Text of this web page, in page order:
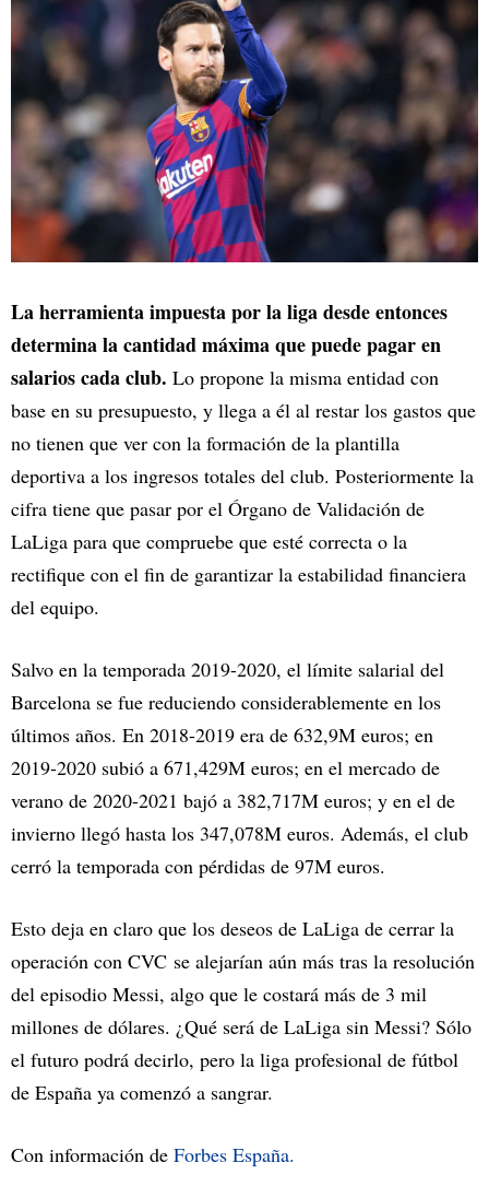
La herramienta impuesta por la liga desde entonces
determina la cantidad máxima que puede pagar en
salarios cada club. Lo propone la misma entidad con
base en su presupuesto, y llega a él al restar los gastos que
no tienen que ver con la formación de la plantilla
deportiva a los ingresos totales del club. Posteriormente la
cifra tiene que pasar por el Órgano de Validación de
LaLiga para que compruebe que esté correcta o la
rectifique con el fin de garantizar la estabilidad financiera
del equipo.
Salvo en la temporada 2019-2020, el límite salarial del
Barcelona se fue reduciendo considerablemente en los
últimos años. En 2018-2019 era de 632,9M euros; en
2019-2020 subió a 671,429M euros; en el mercado de
verano de 2020-2021 bajó a 382,717M euros; y en el de
invierno llegó hasta los 347,078M euros. Además, el club
cerró la temporada con pérdidas de 97M euros.
Esto deja en claro que los deseos de LaLiga de cerrar la
operación con CVC se alejarían aún más tras la resolución
del episodio Messi, algo que le costará más de 3 mil
millones de dólares. ¿Qué será de LaLiga sin Messi? Sólo
el futuro podrá decirlo, pero la liga profesional de fútbol
de España ya comenzó a sangrar.
Con información de Forbes España.